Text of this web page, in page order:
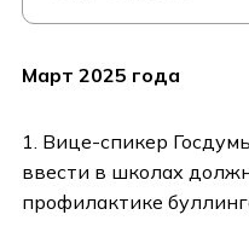
Март 2025 года
1. Вице-спикер
ввести в школах
профилактике